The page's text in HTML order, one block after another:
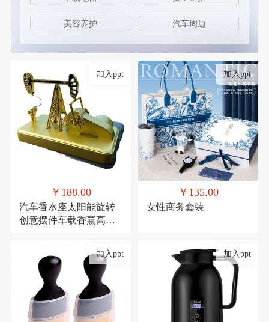
美容养护 汽车周边
加入ppt
￥188.00
汽车香水座太阳能旋转
创意摆件车载香薰高档
加入ppt
￥135.00
女性商务套装
加入ppt 加入ppt